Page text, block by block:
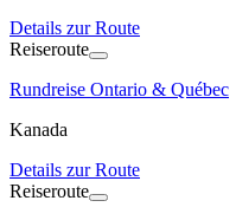
Details zur Route
Reiseroute
Rundreise Ontario & Québec
Kanada
Details zur Route
Reiseroute